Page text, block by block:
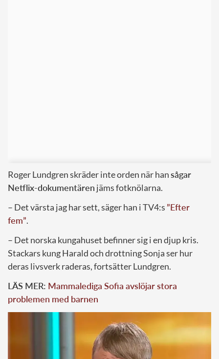
Roger Lundgren skräder inte orden när hansågar
Netflix-dokumentären jäms fotknölarna.
– Det värsta jag har sett, säger han i TV4:s ”Efter
fem”.
– Det norska kungahuset befinner sig i en djup kris.
Stackars kung Harald och drottning Sonja ser hur
deras livsverk raderas, fortsätter Lundgren.
LÄS MER: Mammalediga Sofia avslöjar stora
problemen med barnen